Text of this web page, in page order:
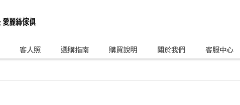
客人照 選購指南 購買說明 關於我們 客服中心